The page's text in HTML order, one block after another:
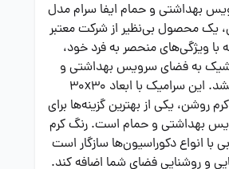
بهداشتی و حمام ایفا سرام مدل
یک محصول بی‌نظیر از شرکت معتبر
با ویژگی‌های منحصر به فرد خود،
به فضای سرویس بهداشتی و
حمام شما می‌بخشد. این سرامیک با ابعاد 30x30
روشن، یکی از بهترین گزینه‌ها برای
بهداشتی و حمام است. رنگ کرم
با انواع دکوراسیون‌ها سازگار است
و روشنایی فضای شما اضافه کند.